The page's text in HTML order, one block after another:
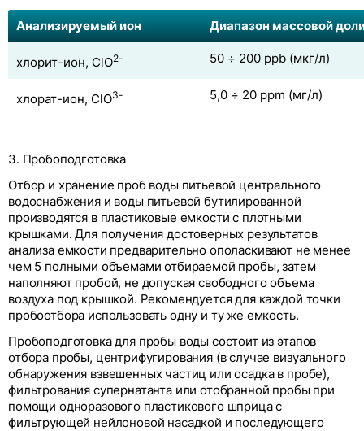
Анализируемый ион Диапазон массовой
хлорит-ион, ClO2- 50 ÷ 200 ppb (мкг/л)
хлорат-ион, ClO3- 5,0 ÷ 20 ppm (мг/л)
3. Пробоподготовка
Отбор и хранение проб воды питьевой центрального
водоснабжения и воды питьевой бутилированной
производятся в пластиковые емкости с плотными
крышками. Для получения достоверных результатов
анализа емкости предварительно ополаскивают не менее
чем 5 полными объемами отбираемой пробы, затем
наполняют пробой, не допуская свободного объема
воздуха под крышкой. Рекомендуется для каждой точки
пробоотбора использовать одну и ту же емкость.
Пробоподготовка для пробы воды состоит из этапов
отбора пробы, центрифугирования (в случае визуального
обнаружения взвешенных частиц или осадка в пробе),
фильтрования супернатанта или отобранной пробы при
помощи одноразового пластикового шприца с
фильтрующей нейлоновой насадкой и последующего